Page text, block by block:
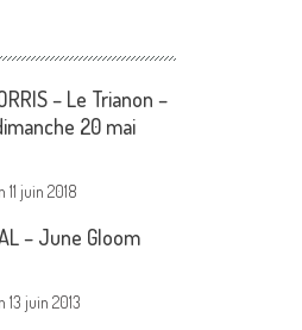
– Le Trianon –
20 mai
11 juin 2018
– June Gloom
13 juin 2013